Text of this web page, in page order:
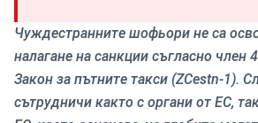
Чуждестранните шофьори не са
налагане на санкции съгласно член
Закон за пътните такси (ZCestn-1).
сътрудничи както с органи от ЕС,